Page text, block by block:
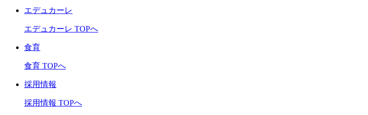
エデュカーレ
エデュカーレ TOPへ
食育
食育 TOPへ
採用情報
採用情報 TOPへ